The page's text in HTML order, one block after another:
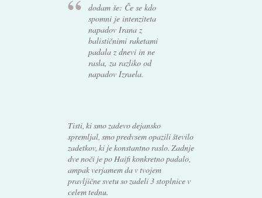
dodam še: Če se kdo
spomni je intenziteta
napadov Irana z
balističnimi raketami
padala z dnevi in ne
rasla, za razliko od
napadov Izraela.
Tisti, ki smo zadevo dejansko
spremljal, smo predvsem opazili število
zadetkov, ki je konstantno raslo. Zadnje
dve noči je po Haifi konkretno padalo,
ampak verjamem da v tvojem
pravljične svetu so zadeli 3 stoplnice v
celem tednu.